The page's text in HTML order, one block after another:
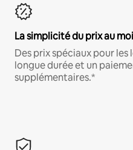
La simplicité du prix au
Des prix spéciaux pour
longue durée et un
supplémentaires.*